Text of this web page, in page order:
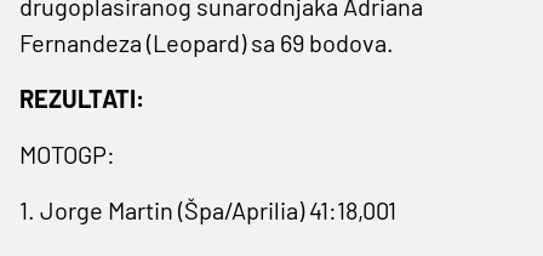
drugoplasiranog sunarodnjaka Adriana
Fernandeza (Leopard) sa 69 bodova.
REZULTATI:
MOTOGP:
1. Jorge Martin (Špa/Aprilia) 41:18,001